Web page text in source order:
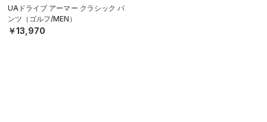
UAドライブ アーマー クラシック パ
ンツ（ゴルフ/MEN）
￥13,970